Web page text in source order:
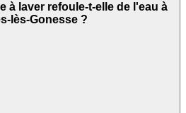
à laver refoule-t-elle de l'eau à
lès-Gonesse ?